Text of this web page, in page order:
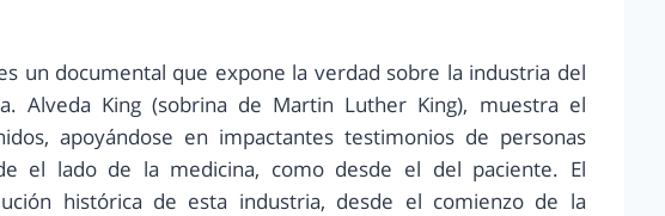
un documental que expone la verdad sobre la industria del
Alveda King (sobrina de Martin Luther King), muestra el
apoyándose en impactantes testimonios de personas
el lado de la medicina, como desde el del paciente. El
histórica de esta industria, desde el comienzo de la